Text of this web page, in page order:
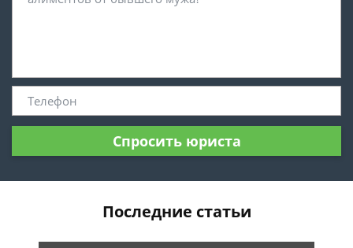
Спросить юриста
Последние статьи